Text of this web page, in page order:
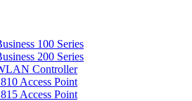
100 Series
200 Series
Controller
Access Point
Access Point